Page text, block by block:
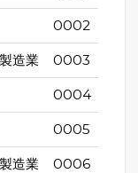
0002
造業 0003
0004
0005
造業 0006